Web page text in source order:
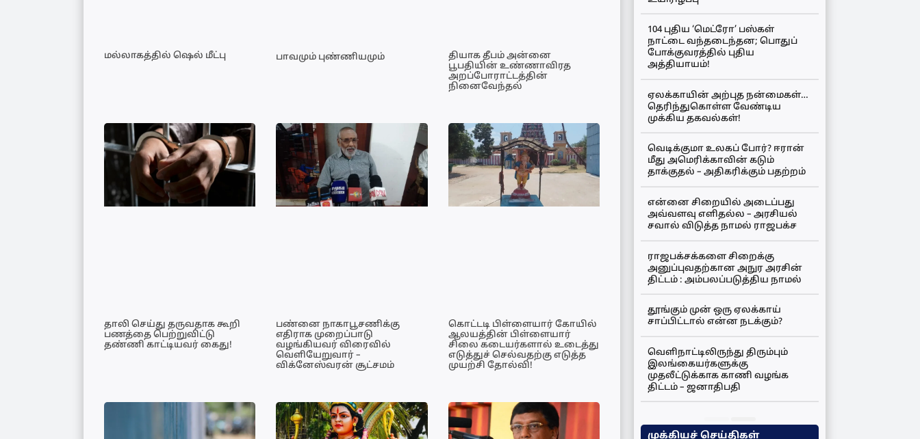
மல்லாகத்தில் ஷெல் மீட்பு பாவமும் புண்ணியமும்
தியாக தீபம் அன்னை
பூபதியின் உண்ணாவிரத
அறப்போராட்டத்தின்
நினைவேந்தல்
தாலி செய்து தருவதாக கூறி
பணத்தை பெற்றுவிட்டு
தண்ணி காட்டியவர் கைது!
பண்னை நாகாபூசணிக்கு
எதிராக முறைப்பாடு
வழங்கியவர் விரைவில்
வெளியேறுவார் –
விக்னேஸ்வரன் சூட்சமம்
கொட்டடி பிள்ளையார் கோயில்
ஆலயத்தின் பிள்ளையார்
சிலை கடையர்களால் உடைத்து
எடுத்துச் செல்வதற்கு எடுத்த
முயற்சி தோல்வி!
104 புதிய ‘மெட்ரோ’ பஸ்கள்
நாட்டை வந்தடைந்தன; பொதுப்
போக்குவரத்தில் புதிய
அத்தியாயம்!
ஏலக்காயின் அற்புத நன்மைகள்…
தெரிந்துகொள்ள வேண்டிய
முக்கிய தகவல்கள்!
வெடிக்குமா உலகப் போர்? ஈரான்
மீது அமெரிக்காவின் கடும்
தாக்குதல் – அதிகரிக்கும் பதற்றம்
என்னை சிறையில் அடைப்பது
அவ்வளவு எளிதல்ல – அரசியல்
சவால் விடுத்த நாமல் ராஜபக்ச
ராஜபக்சக்களை சிறைக்கு
அனுப்புவதற்கான அநுர அரசின்
திட்டம் : அம்பலப்படுத்திய நாமல்
தூங்கும் முன் ஒரு ஏலக்காய்
சாப்பிட்டால் என்ன நடக்கும்?
வெளிநாட்டிலிருந்து திரும்பும்
இலங்கையர்களுக்கு
முதலீட்டுக்காக காணி வழங்க
திட்டம் – ஜனாதிபதி
முக்கியச் செய்திகள்